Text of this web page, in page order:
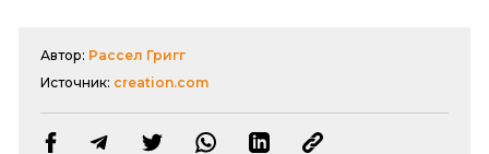
Автор: Рассел Григг
Источник: creation.com